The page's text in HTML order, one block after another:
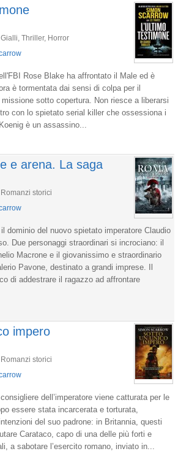
Thriller, Horror
Rose Blake ha affrontato il Male ed è
è tormentata dai sensi di colpa per il
sotto copertura. Non riesce a liberarsi
con lo spietato serial killer che ossessiona i
è un assassino...
e arena. La saga
storici
dominio del nuovo spietato imperatore Claudio
Due personaggi straordinari si incrociano: il
Macrone e il giovanissimo e straordinario
Pavone, destinato a grandi imprese. Il
di addestrare il ragazzo ad affrontare
impero
storici
dell’imperatore viene catturata per le
essere stata incarcerata e torturata,
del suo padrone: in Britannia, questi
Carataco, capo di una delle più forti e
a sabotare l’esercito romano, inviato in...